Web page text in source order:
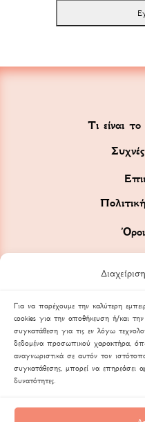
Για να παρέχουμε την καλύτερη
cookies για την αποθήκευση ή/και
συγκατάθεση για τις εν λόγω
δεδομένα προσωπικού χαρακτήρα,
αναγνωριστικά σε αυτόν τον
συγκατάθεσης, μπορεί να επηρεάσει
δυνατότητες.
Τι είναι